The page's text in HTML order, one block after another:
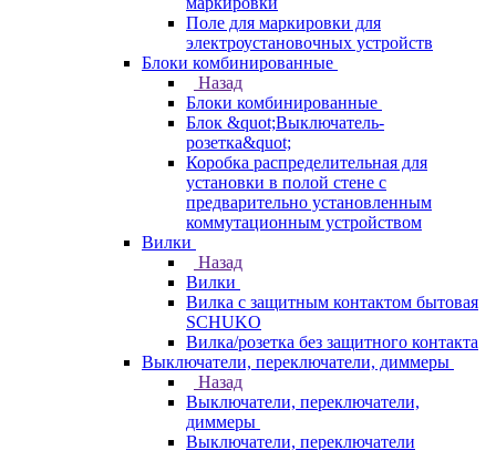
Поле для маркировки для
электроустановочных устройств
Блоки комбинированные
Назад
Блоки комбинированные
Блок &quot;Выключатель-
розетка&quot;
Коробка распределительная для
установки в полой стене с
предварительно установленным
коммутационным устройством
Вилки
Назад
Вилки
Вилка с защитным контактом бытовая
SCHUKO
Вилка/розетка без защитного контакта
Выключатели, переключатели, диммеры
Назад
Выключатели, переключатели,
диммеры
Выключатели, переключатели